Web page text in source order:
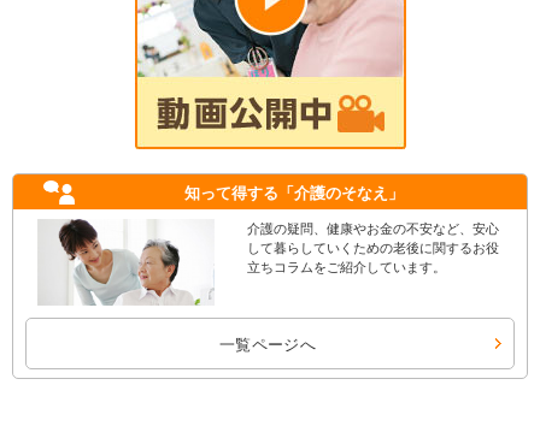
知って得する 「介護のそなえ」
介護の疑問、健康やお金の不安など、安心
して暮らしていくための老後に関するお役
立ちコラムをご紹介しています。
一覧ページへ